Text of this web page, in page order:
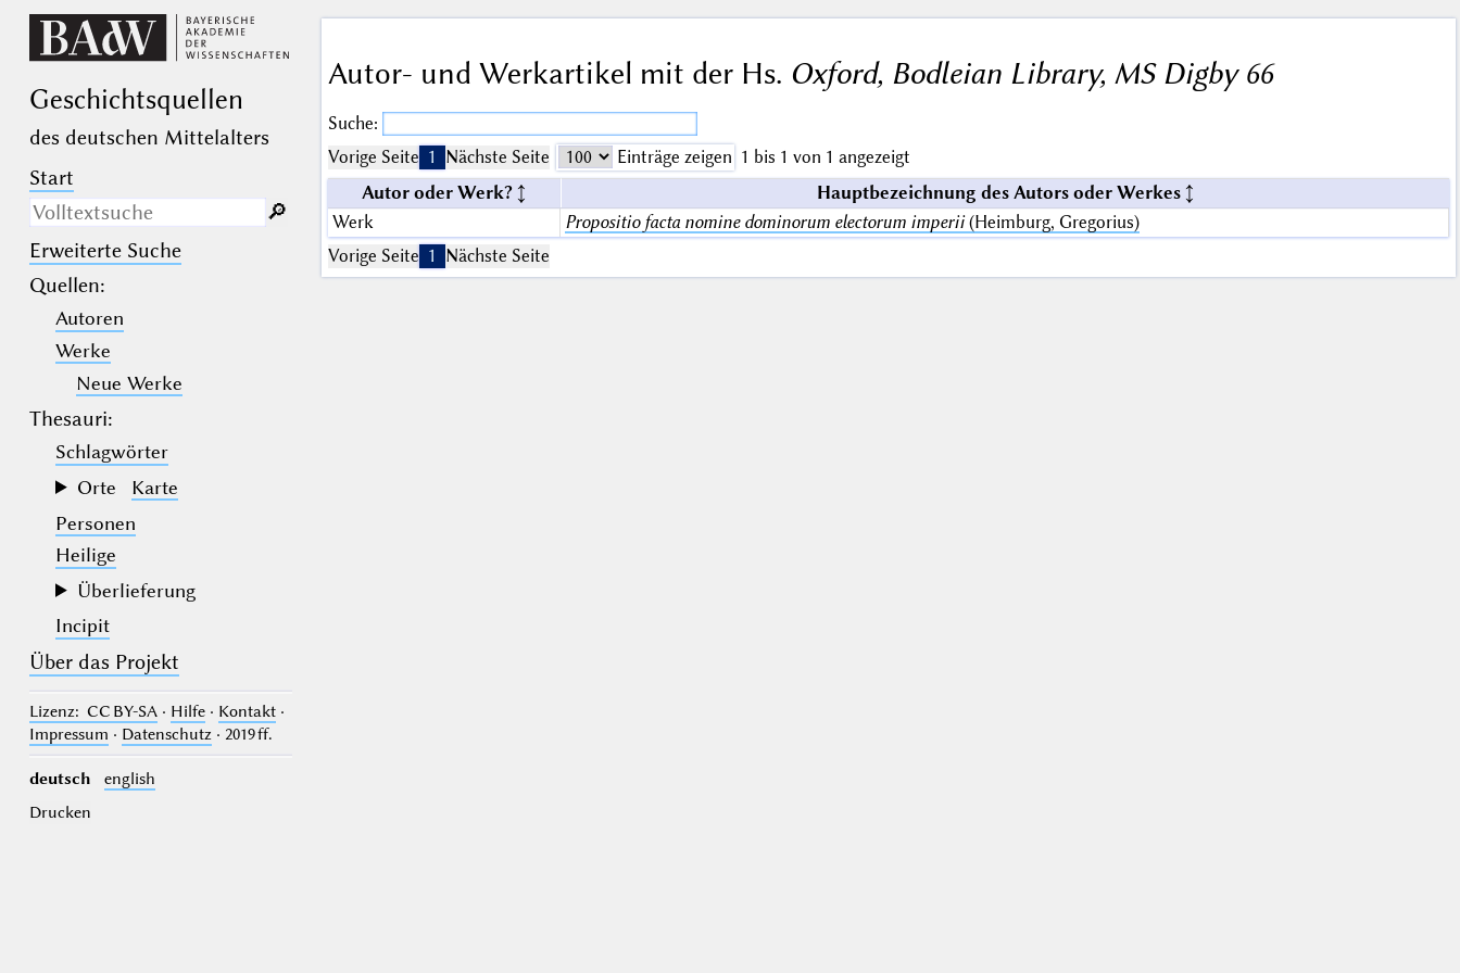
Geschichts­quellen
des deutschen Mittelalters
Start
Nur in Beschreibungs­texten
suchen
(der Unterstrich) ist Platzhalter für
genau ein Zeichen.
(das Prozentzeichen) ist Platzhalter
für kein, ein oder mehr als ein
Zeichen.
🔎︎
Erweiterte Suche
Quellen:
Autoren
Werke
Neue Werke
Thesauri:
Schlagwörter
Orte
Karte
Personen
Heilige
Überlieferung
Incipit
Über das Projekt
Lizenz: CC BY-SA· Hilfe· Kontakt·
Impressum · Datenschutz· 2019 ff.
deutsch
english
Drucken
Autor- und Werkartikel mit der Hs. Oxford, Bodleian Library, MS Digby 66
Suche:
Vorige Seite 1 Nächste Seite Einträge zeigen 1 bis 1 von 1 angezeigt
Autor oder Werk?
Hauptbezeichnung des Autors oder Werkes
Werk
Propositio facta nomine dominorum electorum imperii(Heimburg, Gregorius)
Vorige Seite 1 Nächste Seite